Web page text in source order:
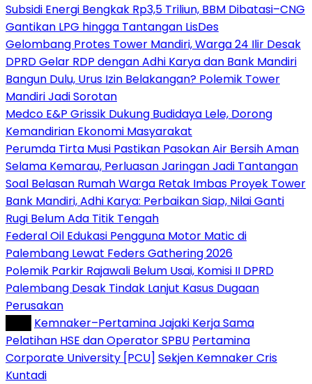
Subsidi Energi Bengkak Rp3,5 Triliun, BBM Dibatasi–CNG
Gantikan LPG hingga Tantangan LisDes
Gelombang Protes Tower Mandiri, Warga 24 Ilir Desak
DPRD Gelar RDP dengan Adhi Karya dan Bank Mandiri
Bangun Dulu, Urus Izin Belakangan? Polemik Tower
Mandiri Jadi Sorotan
Medco E&P Grissik Dukung Budidaya Lele, Dorong
Kemandirian Ekonomi Masyarakat
Perumda Tirta Musi Pastikan Pasokan Air Bersih Aman
Selama Kemarau, Perluasan Jaringan Jadi Tantangan
Soal Belasan Rumah Warga Retak Imbas Proyek Tower
Bank Mandiri, Adhi Karya: Perbaikan Siap, Nilai Ganti
Rugi Belum Ada Titik Tengah
Federal Oil Edukasi Pengguna Motor Matic di
Palembang Lewat Feders Gathering 2026
Polemik Parkir Rajawali Belum Usai, Komisi II DPRD
Palembang Desak Tindak Lanjut Kasus Dugaan
Perusakan
Kemnaker–Pertamina Jajaki Kerja Sama
Pelatihan HSE dan Operator SPBU Pertamina
Corporate University [PCU] Sekjen Kemnaker Cris
Kuntadi